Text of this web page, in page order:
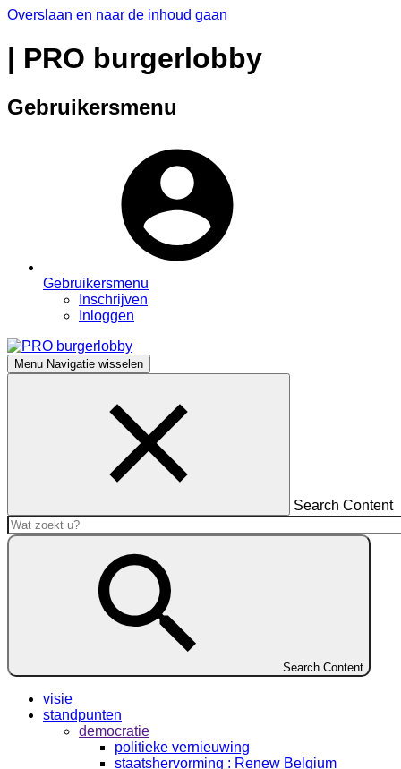
Overslaan en naar de inhoud gaan
| PRO burgerlobby
Gebruikersmenu
Gebruikersmenu
Inschrijven
Inloggen
Menu Navigatie wisselen
Search Content
Search Content
visie
standpunten
democratie
politieke vernieuwing
staatshervorming : Renew Belgium